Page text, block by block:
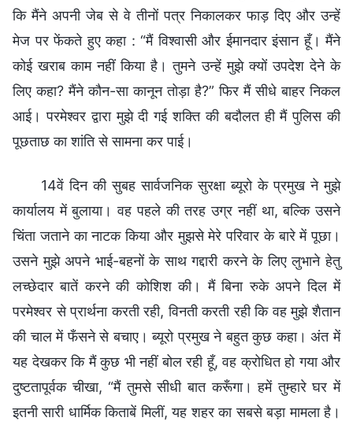
कि मैंने अपनी जेब से वे तीनों पत्र निकालकर फाड़ दिए और उन्हें
मेज पर फेंकते हुए कहा : “मैं विश्वासी और ईमानदार इंसान हूँ। मैंने
कोई खराब काम नहीं किया है। तुमने उन्हें मुझे क्यों उपदेश देने के
लिए कहा? मैंने कौन-सा कानून तोड़ा है?” फिर मैं सीधे बाहर निकल
आई। परमेश्वर द्वारा मुझे दी गई शक्ति की बदौलत ही मैं पुलिस की
पूछताछ का शांति से सामना कर पाई।
14वें दिन की सुबह सार्वजनिक सुरक्षा ब्यूरो के प्रमुख ने मुझे
कार्यालय में बुलाया। वह पहले की तरह उग्र नहीं था, बल्कि उसने
चिंता जताने का नाटक किया और मुझसे मेरे परिवार के बारे में पूछा।
उसने मुझे अपने भाई-बहनों के साथ गद्दारी करने के लिए लुभाने हेतु
लच्छेदार बातें करने की कोशिश की। मैं बिना रुके अपने दिल में
परमेश्वर से प्रार्थना करती रही, विनती करती रही कि वह मुझे शैतान
की चाल में फँसने से बचाए। ब्यूरो प्रमुख ने बहुत कुछ कहा। अंत में
यह देखकर कि मैं कुछ भी नहीं बोल रही हूँ, वह क्रोधित हो गया और
दुष्टतापूर्वक चीखा, “मैं तुमसे सीधी बात करूँगा। हमें तुम्हारे घर में
इतनी सारी धार्मिक किताबें मिलीं, यह शहर का सबसे बड़ा मामला है।